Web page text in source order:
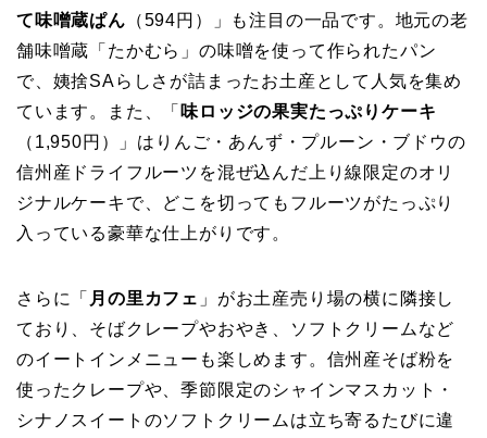
て味噌蔵ぱん （594円）」も注目の一品です。地元の老
舗味噌蔵「たかむら」の味噌を使って作られたパン
で、姨捨SAらしさが詰まったお土産として人気を集め
ています。また、「 味ロッジの果実たっぷりケーキ
（1,950円）」はりんご・あんず・プルーン・ブドウの
信州産ドライフルーツを混ぜ込んだ上り線限定のオリ
ジナルケーキで、どこを切ってもフルーツがたっぷり
入っている豪華な仕上がりです。
さらに「 月の里カフェ 」がお土産売り場の横に隣接し
ており、そばクレープやおやき、ソフトクリームなど
のイートインメニューも楽しめます。信州産そば粉を
使ったクレープや、季節限定のシャインマスカット・
シナノスイートのソフトクリームは立ち寄るたびに違